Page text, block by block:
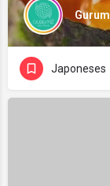
Japoneses